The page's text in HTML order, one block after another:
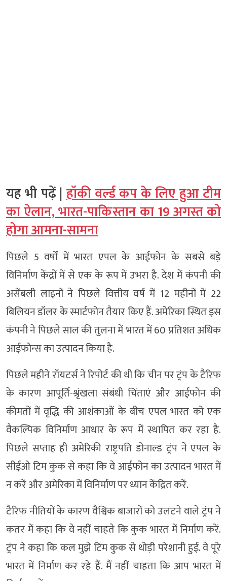
यह भी पढ़ें |हॉकी वर्ल्ड कप के लिए हुआ टीम
का ऐलान, भारत-पाकिस्तान का 19 अगस्त को
होगा आमना-सामना
पिछले 5 वर्षों में भारत एपल के आईफोन के सबसे बड़े
विनिर्माण केंद्रों में से एक के रूप में उभरा है. देश में कंपनी की
असेंबली लाइनों ने पिछले वित्तीय वर्ष में 12 महीनों में 22
बिलियन डॉलर के स्मार्टफोन तैयार किए हैं. अमेरिका स्थित इस
कंपनी ने पिछले साल की तुलना में भारत में 60 प्रतिशत अधिक
आईफोन्स का उत्पादन किया है.
पिछले महीने रॉयटर्स ने रिपोर्ट की थी कि चीन पर ट्रंप के टैरिफ
के कारण आपूर्ति-श्रृंखला संबंधी चिंताएं और आईफोन की
कीमतों में वृद्धि की आशंकाओं के बीच एपल भारत को एक
वैकल्पिक विनिर्माण आधार के रूप में स्थापित कर रहा है.
पिछले सप्ताह ही अमेरिकी राष्ट्रपति डोनाल्ड ट्रंप ने एपल के
सीईओ टिम कुक से कहा कि वे आईफोन का उत्पादन भारत में
न करें और अमेरिका में विनिर्माण पर ध्यान केंद्रित करें.
टैरिफ नीतियों के कारण वैश्विक बाजारों को उलटने वाले ट्रंप ने
कतर में कहा कि वे नहीं चाहते कि कुक भारत में निर्माण करें.
ट्रंप ने कहा कि कल मुझे टिम कुक से थोड़ी परेशानी हुई. वे पूरे
भारत में निर्माण कर रहे हैं. मैं नहीं चाहता कि आप भारत में